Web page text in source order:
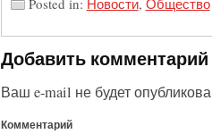
Добавить комментарий
Ваш e-mail не будет
Комментарий